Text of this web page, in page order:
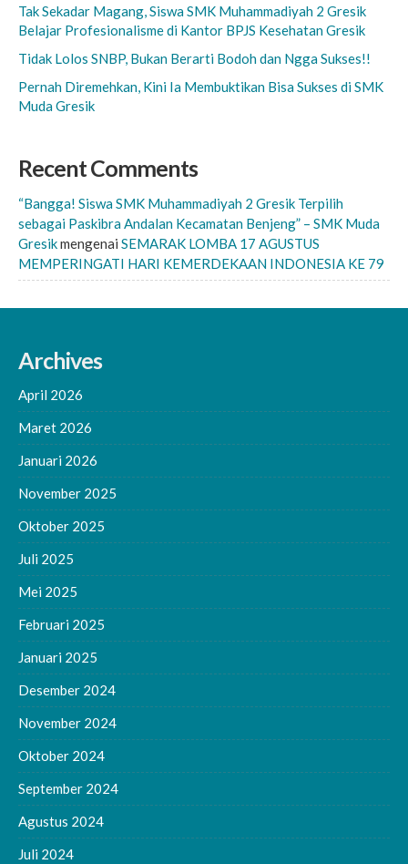
Tak Sekadar Magang, Siswa SMK Muhammadiyah 2 Gresik
Belajar Profesionalisme di Kantor BPJS Kesehatan Gresik
Tidak Lolos SNBP, Bukan Berarti Bodoh dan Ngga Sukses!!
Pernah Diremehkan, Kini Ia Membuktikan Bisa Sukses di SMK
Muda Gresik
Recent Comments
“Bangga! Siswa SMK Muhammadiyah 2 Gresik Terpilih
sebagai Paskibra Andalan Kecamatan Benjeng” – SMK Muda
Gresikmengenai SEMARAK LOMBA 17 AGUSTUS
MEMPERINGATI HARI KEMERDEKAAN INDONESIA KE 79
Archives
April 2026
Maret 2026
Januari 2026
November 2025
Oktober 2025
Juli 2025
Mei 2025
Februari 2025
Januari 2025
Desember 2024
November 2024
Oktober 2024
September 2024
Agustus 2024
Juli 2024